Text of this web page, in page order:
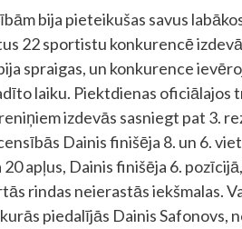
bija pieteikušas savus
22 sportistu konkurencē
spraigas, un konkurence
laiku. Piektdienas oficiālajos
izdevās sasniegt pat 3.
Dainis finišēja 8. un 6.
apļus, Dainis finišēja 6.
rindas neierastās iekšmalas.
piedalījās Dainis Safonovs,